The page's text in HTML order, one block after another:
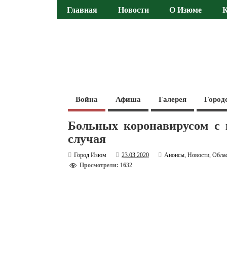
Главная Новости О Изюме
Война Афиша Галерея
Больных коронавирусом
случая
Город Изюм 23.03.2020 Анонсы,Новости,
Просмотрели: 1632